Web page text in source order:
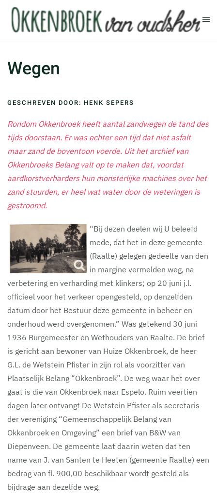
Terug naar hoofdinhoud
Wegen
GESCHREVEN DOOR: HENK SEPERS
Rondom Okkenbroek heeft aantal zandwegen de tand des
tijds doorstaan. Er was echter een tijd dat niet asfalt
maar zand de boventoon voerde. Uit het archief van
Okkenbroeks Belang valt op te maken dat, voordat
aardkorstverharders hun monsterlijke machines over het
zand stuurden, er heel wat water door de weteringen is
gestroomd.
“Bij dezen deelen wij U beleefd
mede, dat het in deze gemeente
(Raalte) gelegen gedeelte van den
in margine vermelden weg, na
verbetering en verharding met klinkers; op 20 juni j.l.
officieel voor het verkeer opengesteld, op denzelfden
datum door het Bestuur deze gemeente in beheer en
onderhoud werd overgenomen.” Was getekend 30 juni
1936 Burgemeester en Wethouders van Raalte. De brief
is gericht aan bewoner van Huize Okkenbroek, de heer
G.L. de Wetstein Pfister in zijn rol als voorzitter van
Plaatselijk Belang “Okkenbroek”. De weg waar het over
gaat is die van Okkenbroek naar Espelo. Ruim veertien
dagen later ontvangt De Wetstein Pfister als secretaris
der vereniging “Gemeenschappelijk Belang van
Okkenbroek en Omgeving” een brief van B&W van
Diepenveen. De gemeente laat daarin weten dat ten
name van J. van Santen te Heeten (gemeente Raalte) een
bedrag van fl. 900,00 beschikbaar wordt gesteld als
bijdrage aan dezelfde weg.